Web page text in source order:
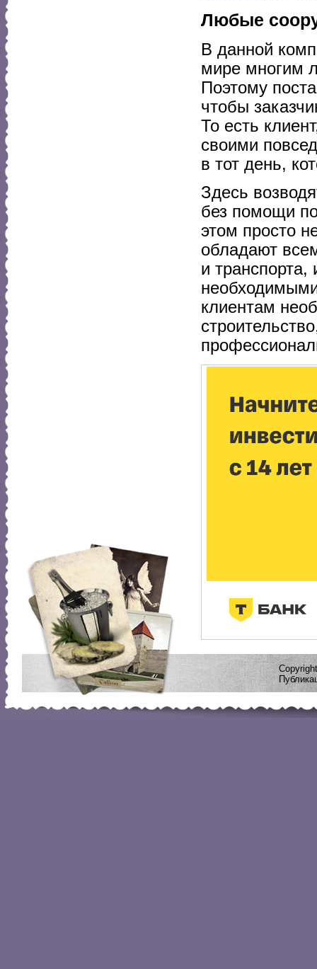
Любые
В данной
мире многим
Поэтому
чтобы
То есть
своими
в тот день,
Здесь
без помощи
этом просто
обладают
и
клиентам